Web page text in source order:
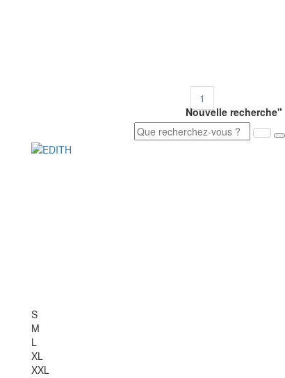
Nouvelle recherche"
1
S
M
L
XL
XXL